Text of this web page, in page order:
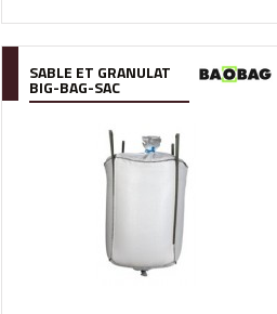
SABLE ET GRANULAT
BIG-BAG-SAC